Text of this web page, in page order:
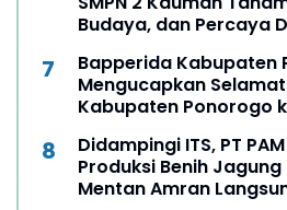
Budaya, dan Percaya
Bapperida Kabupaten
Mengucapkan
Kabupaten Ponorogo
Didampingi ITS, PT
Produksi Benih Jagung
Mentan Amran